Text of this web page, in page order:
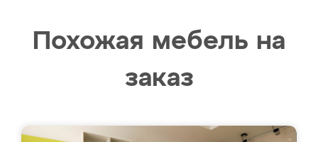
Похожая мебель на
заказ